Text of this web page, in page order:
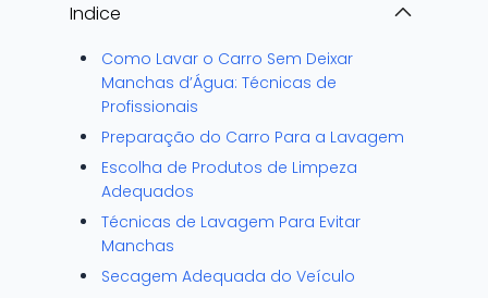
Indice
Como Lavar o Carro Sem Deixar
Manchas d’Água: Técnicas de
Profissionais
Preparação do Carro Para a Lavagem
Escolha de Produtos de Limpeza
Adequados
Técnicas de Lavagem Para Evitar
Manchas
Secagem Adequada do Veículo